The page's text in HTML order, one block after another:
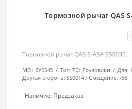
Тормозной рычаг QAS
Тормозной рычаг QAS S-ASA SS0030..
MEI: 6Y6545 Тип ТС: Грузовики Для:
Другая сторона: SS0014 Смещение: -56
Наличие: Предзаказ